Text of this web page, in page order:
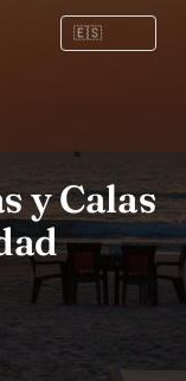
y Calas